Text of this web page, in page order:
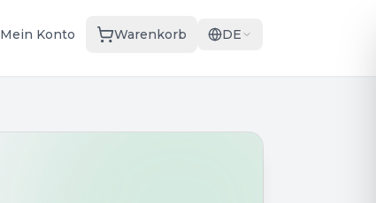
Mein Konto Warenkorb DE